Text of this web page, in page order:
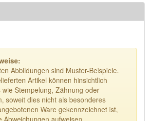
Abbildungen sind Muster-Beispiele.
Artikel können hinsichtlich
wie Stempelung, Zähnung oder
soweit dies nicht als besonderes
Ware gekennzeichnet ist,